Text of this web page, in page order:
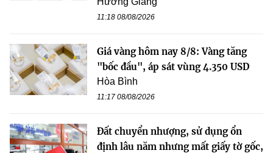
11:18 08/08/2026
Giá vàng hôm nay 8/8: Vàng tăng
"bốc đầu", áp sát vùng 4.350 USD
Hòa Bình
11:17 08/08/2026
Đất chuyển nhượng, sử dụng ổn
định lâu năm nhưng mất giấy tờ gốc,